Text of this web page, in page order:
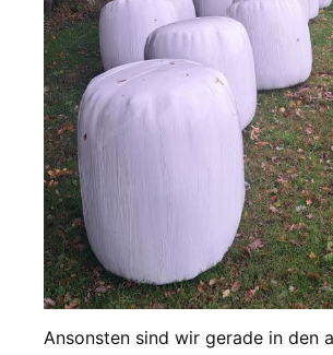
Ansonsten sind wir gerade in den